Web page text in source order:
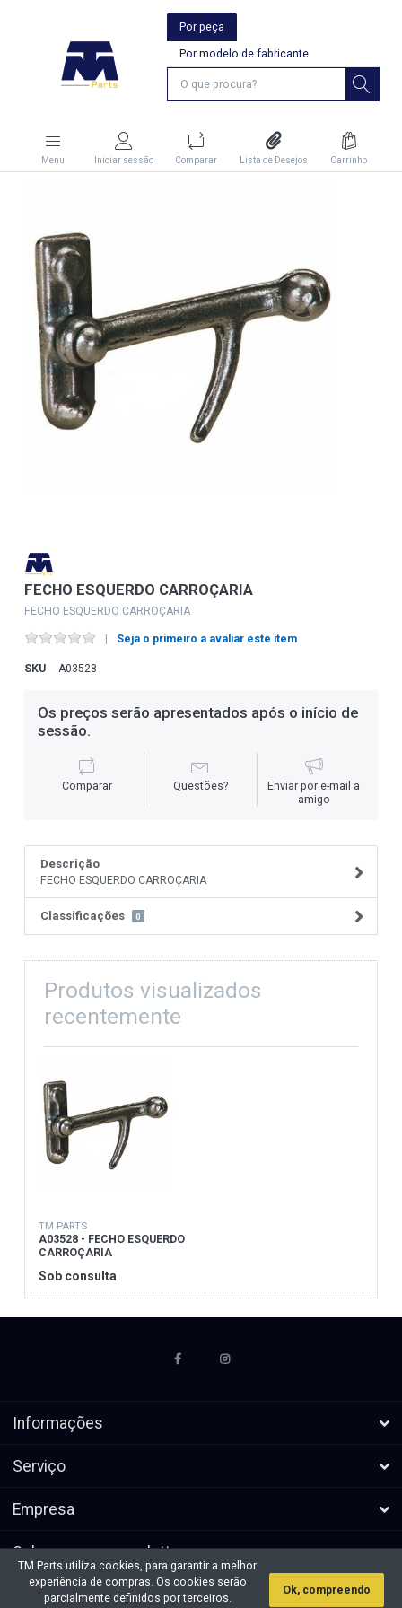
Por peça
Por modelo de fabricante
Menu Iniciar sessão Comparar Lista de Desejos Carrinho
FECHO ESQUERDO CARROÇARIA
FECHO ESQUERDO CARROÇARIA
Seja o primeiro a avaliar este item
SKU A03528
Os preços serão apresentados após o início de
sessão.
Comparar Questões?
Enviar por e-mail a
amigo
Descrição
FECHO ESQUERDO CARROÇARIA
Classificações 0
Produtos visualizados
recentemente
TM PARTS
A03528 - FECHO ESQUERDO
CARROÇARIA
Sob consulta
Informações
Serviço
Empresa
Subscrever a newsletters
* Todos os preços excl. IVA, mais
Direitos de autor &cópia; 2026 TM
TM Parts utiliza cookies, para garantir a melhor
experiência de compras. Os cookies serão
parcialmente definidos por terceiros.
Ok, compreendo